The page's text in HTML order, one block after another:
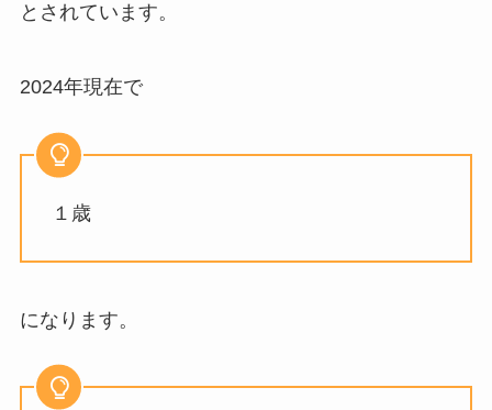
とされています。
2024年現在で
１歳
になります。